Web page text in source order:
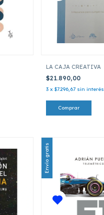
LA CAJA CREATIVA
$21.890,00
3 x $7.296,67 sin interés
Envío gratis